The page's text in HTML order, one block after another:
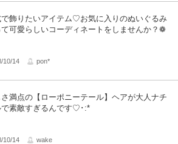
で飾りたいアイテム♡お気に入りのぬいぐるみ
て可愛らしいコーディネートをしませんか？❁
10/14 pon*
満点の【ローポニーテール】ヘアが大人ナチ
で素敵すぎるんです♡･:*
10/14 wake